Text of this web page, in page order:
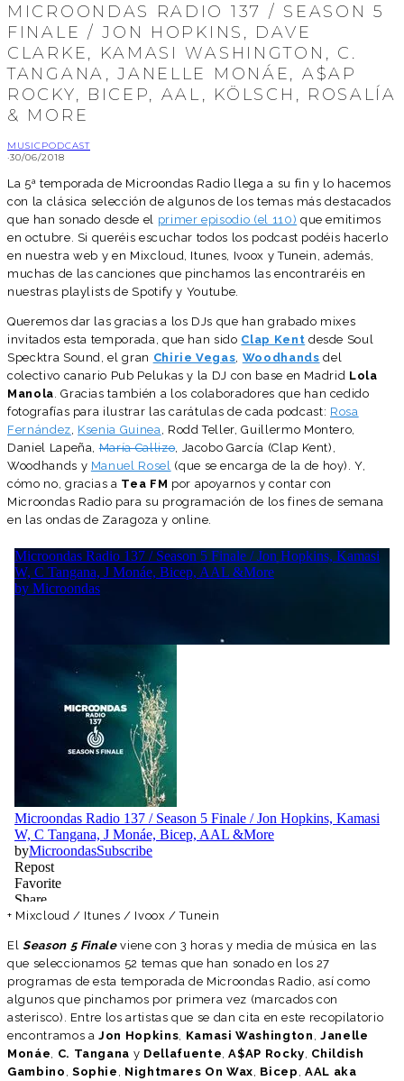
MICROONDAS RADIO 137 / SEASON 5
FINALE / JON HOPKINS, DAVE
CLARKE, KAMASI WASHINGTON, C.
TANGANA, JANELLE MONÁE, A$AP
ROCKY, BICEP, AAL, KÖLSCH, ROSALÍA
& MORE
MUSIC PODCAST
·30/06/2018
La 5ª temporada de Microondas Radio llega a su fin y lo hacemos
con la clásica selección de algunos de los temas más destacados
que han sonado desde el primer episodio (el 110) que emitimos
en octubre. Si queréis escuchar todos los podcast podéis hacerlo
en nuestra web y en Mixcloud, Itunes, Ivoox y Tunein, además,
muchas de las canciones que pinchamos las encontraréis en
nuestras playlists de Spotify y Youtube.
Queremos dar las gracias a los DJs que han grabado mixes
invitados esta temporada, que han sido Clap Kent desde Soul
Specktra Sound, el gran Chirie Vegas Woodhands del
colectivo canario Pub Pelukas y la DJ con base en Madrid Lola
Manola . Gracias también a los colaboradores que han cedido
fotografías para ilustrar las carátulas de cada podcast: Rosa
Fernández Ksenia Guinea
, Rodd Teller, Guillermo Montero,
Daniel Lapeña,María Callizo, Jacobo García (Clap Kent),
Woodhands y Manuel Rosel (que se encarga de la de hoy). Y,
cómo no, gracias a Tea FM por apoyarnos y contar con
Microondas Radio para su programación de los fines de semana
en las ondas de Zaragoza y online.
+ Mixcloud / Itunes / Ivoox / Tunein
El Season 5 Finaleviene con 3 horas y media de música en las
que seleccionamos 52 temas que han sonado en los 27
programas de esta temporada de Microondas Radio, así como
algunos que pinchamos por primera vez (marcados con
asterisco). Entre los artistas que se dan cita en este recopilatorio
encontramos aJon Hopkins Kamasi Washington Janelle
Monáe
C. Tangana y Dellafuente ,A$AP Rocky Childish
Gambino Sophie Nightmares On Wax Bicep ,AAL aka